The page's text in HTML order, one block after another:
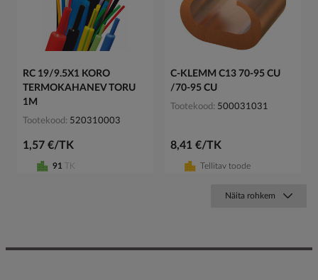
RC 19/9.5X1 KORO
TERMOKAHANEV TORU
1M
Tootekood 520310003
1,57 €/TK
91 TK
C-KLEMM C13 70-95 CU
/70-95 CU
Tootekood 500031031
8,41 €/TK
Tellitav toode
Näita rohkem